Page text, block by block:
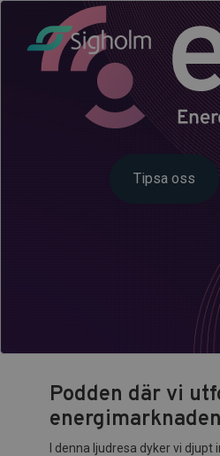
Tipsa oss
Podden där vi
I denna ljudresa dyker vi djupt